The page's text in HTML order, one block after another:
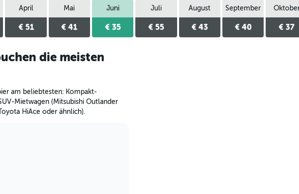
April
€ 51
Mai
€ 41
Juni
€ 35
Juli
€ 55
August
€ 43
September
€ 40 € 37
die meisten
am beliebtesten: Kompakt-
Mietwagen (Mitsubishi Outlander
HiAce oder ähnlich).